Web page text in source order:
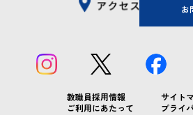
お
教職員採用情報
サイト
ご利用にあたって
プライ